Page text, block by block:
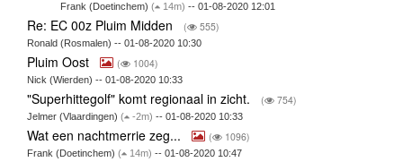
Frank (Doetinchem)( 14m) -- 01-08-2020 12:01
Re: EC 00z Pluim Midden ( 555)
Ronald (Rosmalen) -- 01-08-2020 10:30
Pluim Oost ( 1004)
Nick (Wierden) -- 01-08-2020 10:33
"Superhittegolf" komt regionaal in zicht. ( 754)
Jelmer (Vlaardingen) ( -2m) -- 01-08-2020 10:33
Wat een nachtmerrie zeg... ( 1096)
Frank (Doetinchem) ( 14m) -- 01-08-2020 10:47